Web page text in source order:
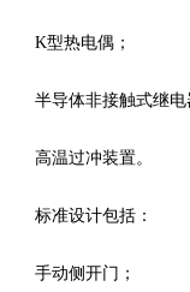
K型热电偶；
半导体非接触式继电
高温过冲装置。
标准设计包括：
手动侧开门；